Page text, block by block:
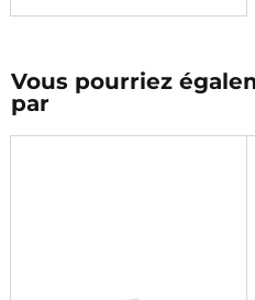
Vous pourriez
par